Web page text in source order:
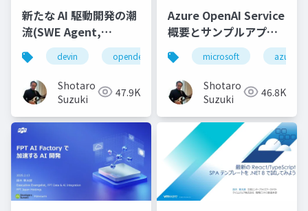
新たな AI 駆動開発の潮
流(SWE Agent,
AutoDev,Devin,
GitHub Copilot
Workspace等)
devin opendevin azure autodev
Shotaro
Suzuki
47.9K
Azure OpenAI Service
概要とサンプルアプリ
等のご紹介
microsoft azure
Shotaro
Suzuki
46.8K